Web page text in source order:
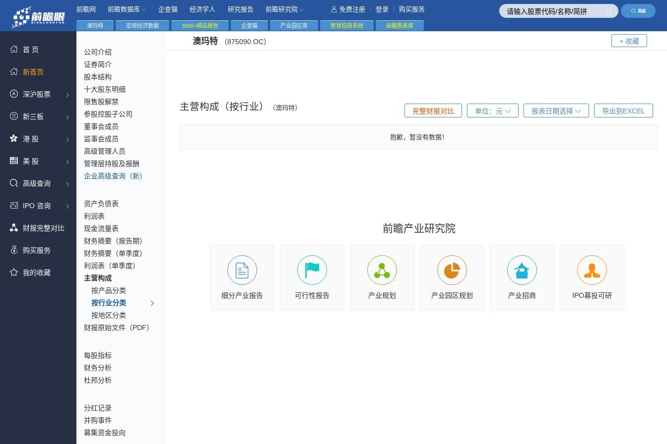
高级
前瞻网 前瞻数据库 企查猫 经济学人 研究报告 前瞻研究院 免费注册 登录 购买服务
首 页
新首页
深沪股票
新三板
港 股
美 股
高级查询
IPO 咨询
财报完整对比
购买服务
我的收藏
澳玛特 宏观经济数据 3000+精品报告 企查猫 产业园区库 智慧招商系统 前瞻图表库
公司介绍
证券简介
股本结构
十大股东明细
限售股解禁
参股控股子公司
董事会成员
监事会成员
高级管理人员
管理层持股及报酬
企业高级查询（新）
资产负债表
利润表
现金流量表
财务摘要（报告期）
财务摘要（单季度）
利润表（单季度）
主营构成
按产品分类
按行业分类
按地区分类
财报原始文件（PDF）
每股指标
财务分析
杜邦分析
分红记录
并购事件
募集资金投向
澳玛特 （875090.OC） + 收藏
主营构成（按行业） （澳玛特） 导出到EXCEL
报表日期选择
单位： 元
完整财报对比
抱歉，暂没有数据！
前瞻产业研究院
细分产业报告 可行性报告 产业规划 产业园区规划 产业招商 IPO募投可研